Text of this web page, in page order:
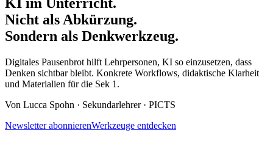
Nicht als Abkürzung.
Sondern als Denkwerkzeug.
Digitales Pausenbrot hilft Lehrpersonen, KI so einzusetzen, dass
Denken sichtbar bleibt. Konkrete Workflows, didaktische Klarheit
und Materialien für die Sek 1.
Von Lucca Spohn · Sekundarlehrer · PICTS
Newsletter abonnierenWerkzeuge entdecken